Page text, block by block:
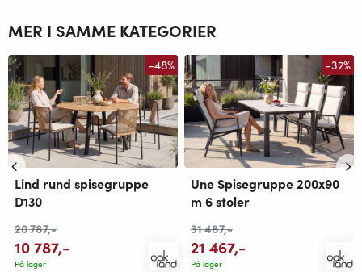
MER I SAMME KATEGORIER
-48%
Lind rund spisegruppe
D130
20 787,-
10 787,-
På lager
-32%
Une Spisegruppe 200x90
m 6 stoler
31 487,-
21 467,-
På lager